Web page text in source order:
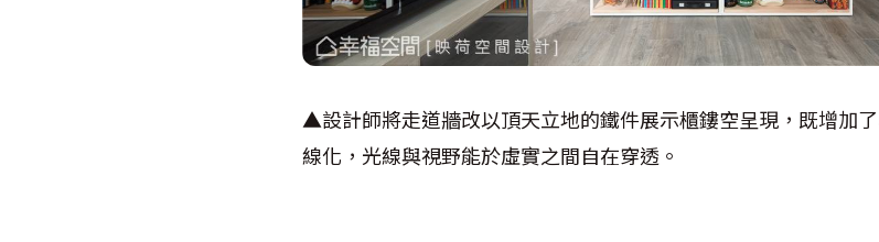
▲設計師將走道牆改以頂天立地的鐵件展示櫃鏤空呈現，既增加
線化，光線與視野能於虛實之間自在穿透。